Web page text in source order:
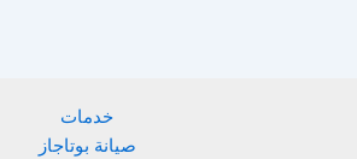
خدمات
صيانة بوتاجاز